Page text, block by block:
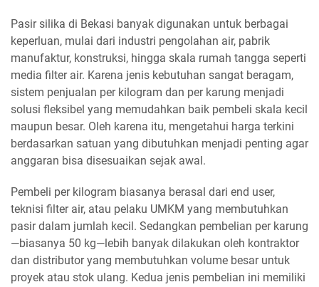
Pasir silika di Bekasi banyak digunakan untuk berbagai
keperluan, mulai dari industri pengolahan air, pabrik
manufaktur, konstruksi, hingga skala rumah tangga seperti
media filter air. Karena jenis kebutuhan sangat beragam,
sistem penjualan per kilogram dan per karung menjadi
solusi fleksibel yang memudahkan baik pembeli skala kecil
maupun besar. Oleh karena itu, mengetahui harga terkini
berdasarkan satuan yang dibutuhkan menjadi penting agar
anggaran bisa disesuaikan sejak awal.
Pembeli per kilogram biasanya berasal dari end user,
teknisi filter air, atau pelaku UMKM yang membutuhkan
pasir dalam jumlah kecil. Sedangkan pembelian per karung
—biasanya 50 kg—lebih banyak dilakukan oleh kontraktor
dan distributor yang membutuhkan volume besar untuk
proyek atau stok ulang. Kedua jenis pembelian ini memiliki